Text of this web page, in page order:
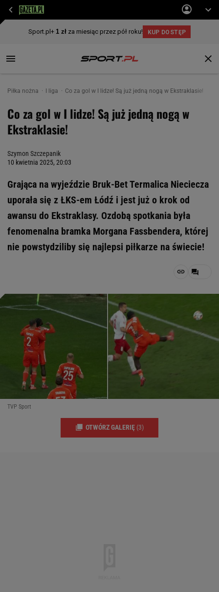
Piłka nożna I liga Co za gol w I lidze! Są już jedną nogą w Ekstraklasie!
Co za gol w I lidze! Są już jedną nogą w
Ekstraklasie!
Szymon Szczepanik
10 kwietnia 2025, 20:03
Grająca na wyjeździe Bruk-Bet Termalica Nieciecza
uporała się z ŁKS-em Łódź i jest już o krok od
awansu do Ekstraklasy. Ozdobą spotkania była
fenomenalna bramka Morgana Fassbendera, której
nie powstydziliby się najlepsi piłkarze na świecie!
TVP Sport
OTWÓRZ GALERIĘ (3)